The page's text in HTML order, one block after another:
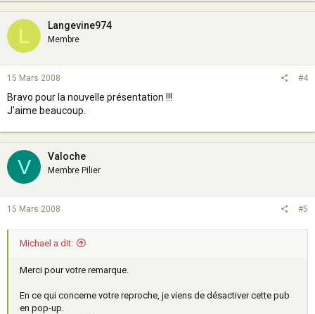
L Langevine974
Membre
15 Mars 2008 #4
Bravo pour la nouvelle présentation !!!
J'aime beaucoup.
V Valoche
Membre Pilier
15 Mars 2008 #5
Michael a dit:
Merci pour votre remarque.
En ce qui concerne votre reproche, je viens de désactiver cette pub
en pop-up.